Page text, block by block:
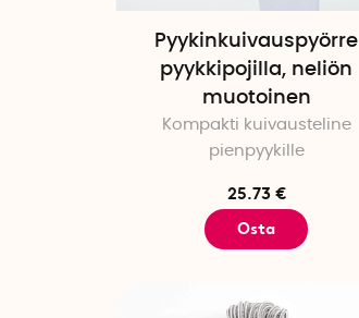
Pyykinkuivauspyörre
pyykkipojilla, neliön
muotoinen
Kompakti kuivausteline
pienpyykille
25.73 €
Osta